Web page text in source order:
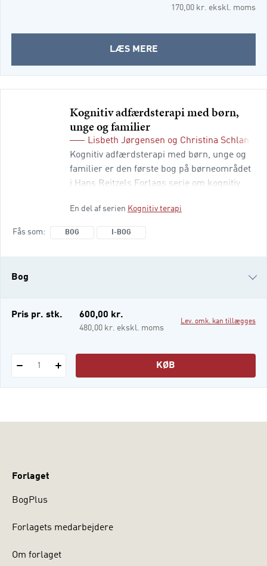
170,00 kr. ekskl. moms
LÆS MEREOM
BOGSKOMPENDIUM:
KOGNITIV
ADFÆRDSTERAPI
MED
BØRN,
UNGE
OG
FAMILIER
Kognitiv adfærdsterapi med børn,
unge og familier
Lisbeth Jørgensen og Christina Schlander
Kognitiv adfærdsterapi med børn, unge og
familier er den første bog på børneområdet
i Hans Reitzels Forlags serie om kognitiv
terapi ved de fleste psykiske lidelser og
En del af serien Kognitiv terapi
Fås som BOG I-BOG
Bog
i-bog
Pris pr. stk. 600,00 kr.
480,00 kr. ekskl. moms
Lev. omk. kan tillægges
1 KØB
Forlaget
BogPlus
Forlagets medarbejdere
Om forlaget